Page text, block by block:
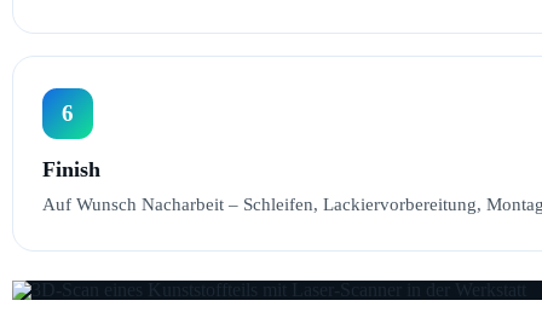
6
Finish
Auf Wunsch Nacharbeit – Schleifen, Lackiervorbereitung,